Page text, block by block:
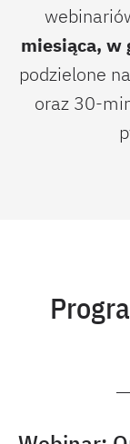
miesiąca, w
podzielone
oraz 30-